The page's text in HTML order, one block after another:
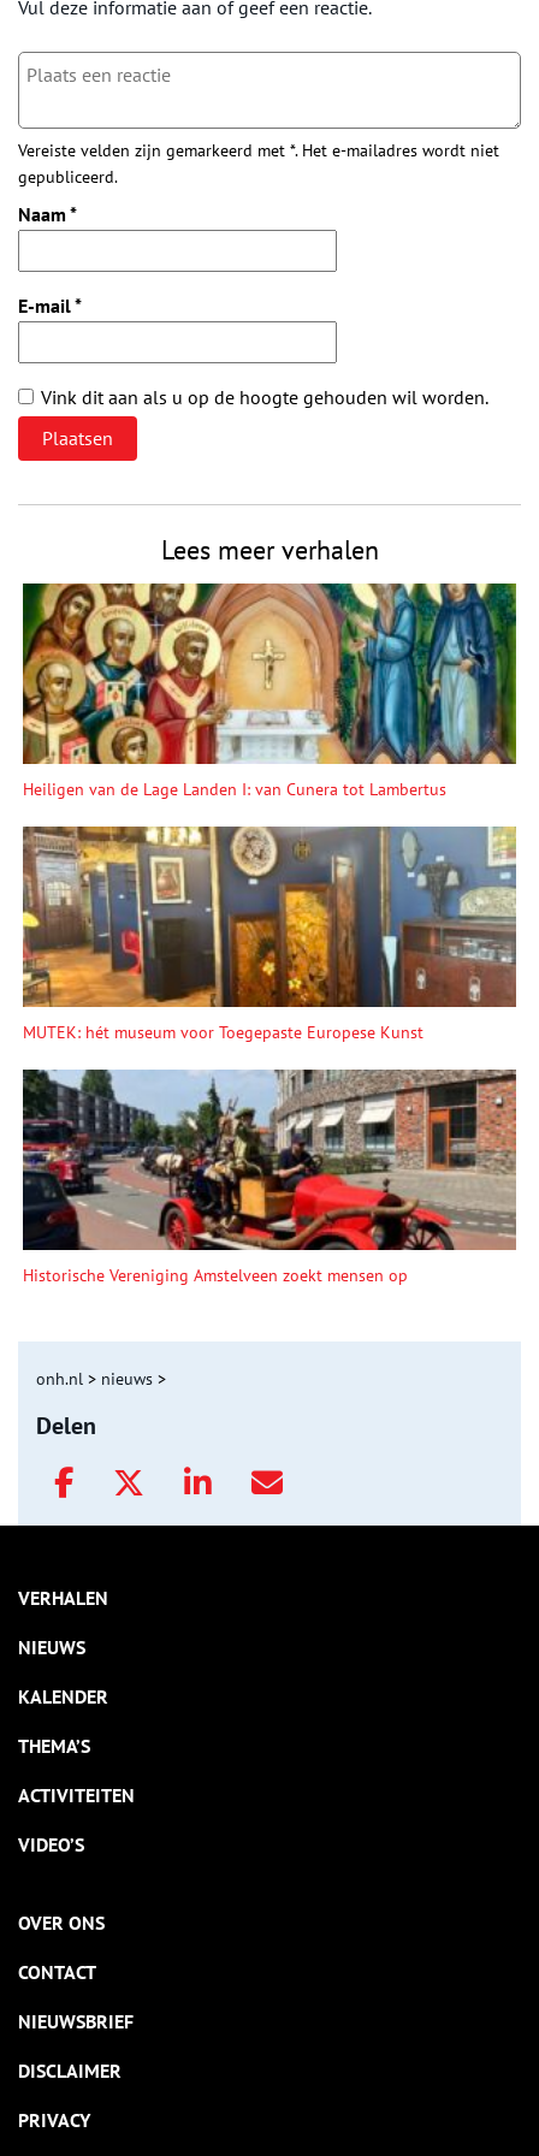
Vul deze informatie aan of geef een reactie.
Vereiste velden zijn gemarkeerd met *. Het e-mailadres wordt niet
gepubliceerd.
Naam *
E-mail*
Vink dit aan als u op de hoogte gehouden wil worden.
Lees meer verhalen
Heiligen van de Lage Landen I: van Cunera tot Lambertus
MUTEK: hét museum voor Toegepaste Europese Kunst
Historische Vereniging Amstelveen zoekt mensen op
onh.nl > nieuws >
Delen
VERHALEN
NIEUWS
KALENDER
THEMA’S
ACTIVITEITEN
VIDEO’S
OVER ONS
CONTACT
NIEUWSBRIEF
DISCLAIMER
PRIVACY